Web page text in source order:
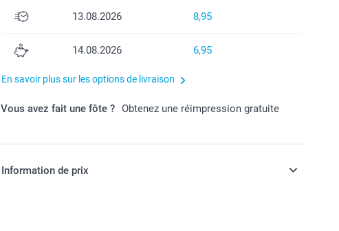
13.08.2026 8,95
14.08.2026 6,95
En savoir plus sur les options de livraison
Vous avez fait une fôte ? Obtenez une réimpression gratuite
Information de prix